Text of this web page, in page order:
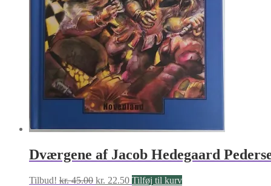
Dværgene af Jacob Hedegaard
Tilbud! kr.45.00 Den
kr. 22.50Den
Tilføj til kurv